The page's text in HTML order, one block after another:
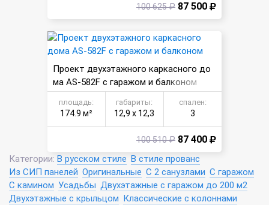
100 625 ₽ 87 500
Проект двухэтажного каркасного до
ма AS-582F с гаражом и балконом
площадь:
174.9 м²
габариты:
12,9 х 12,3
спален:
3
100 510 ₽ 87 400
Категории: В русском стиле В стиле прованс
Из СИП панелей Оригинальные С 2 санузлами С гаражом
С камином Усадьбы Двухэтажные с гаражом до 200 м2
Двухэтажные с крыльцом
Классические с колоннами